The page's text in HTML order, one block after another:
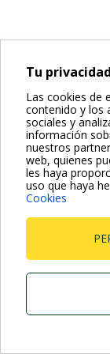
Tu privacidad
Las cookies de
contenido y los
sociales y
información
nuestros
web, quienes
les haya
uso que haya
Cookies